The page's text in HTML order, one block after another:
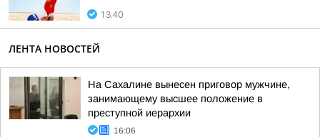
13:40
ЛЕНТА НОВОСТЕЙ
На Сахалине вынесен приговор мужчине,
занимающему высшее положение в
преступной иерархии
16:06